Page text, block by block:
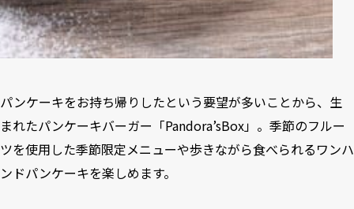
パンケーキをお持ち帰りしたという要望が多いことから、生
まれたパンケーキバーガー「Pandora’sBox」。季節のフルー
ツを使用した季節限定メニューや歩きながら食べられるワンハ
ンドパンケーキを楽しめます。